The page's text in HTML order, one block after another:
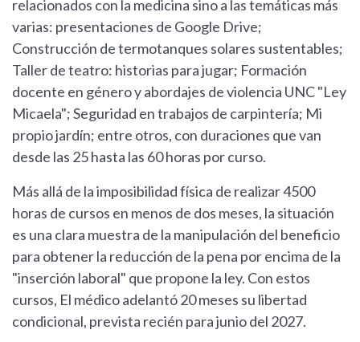
relacionados con la medicina sino a las temáticas más
varias: presentaciones de Google Drive;
Construcción de termotanques solares sustentables;
Taller de teatro: historias para jugar; Formación
docente en género y abordajes de violencia UNC "Ley
Micaela"; Seguridad en trabajos de carpintería; Mi
propio jardín; entre otros, con duraciones que van
desde las 25 hasta las 60 horas por curso.
Más allá de la imposibilidad física de realizar 4500
horas de cursos en menos de dos meses, la situación
es una clara muestra de la manipulación del beneficio
para obtener la reducción de la pena por encima de la
"inserción laboral" que propone la ley. Con estos
cursos, El médico adelantó 20 meses su libertad
condicional, prevista recién para junio del 2027.